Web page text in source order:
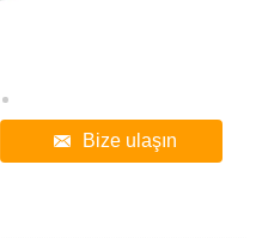
Bize ulaşın